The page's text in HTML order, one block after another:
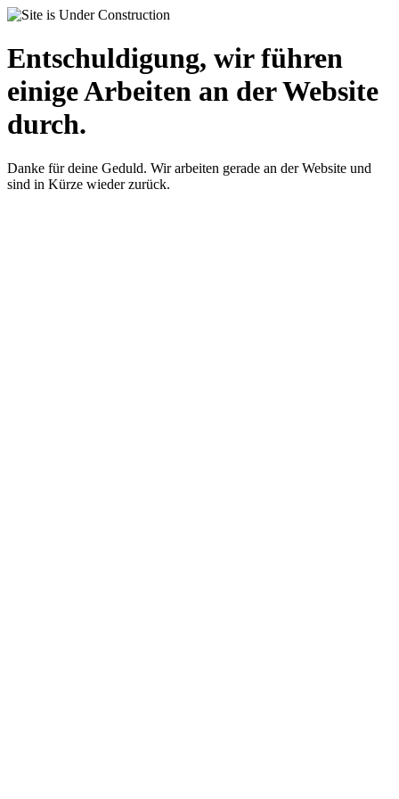
Entschuldigung, wir führen
einige Arbeiten an der Website
durch.
Danke für deine Geduld. Wir arbeiten gerade an der Website und
sind in Kürze wieder zurück.